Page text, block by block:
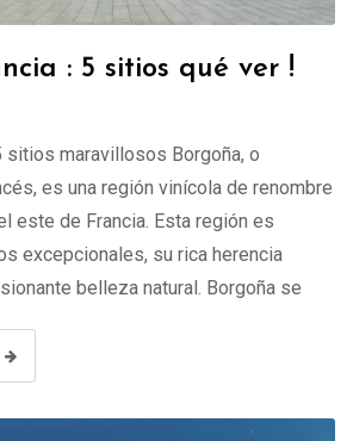
: 5 sitios qué ver !
sitios maravillosos Borgoña, o
es una región vinícola de renombre
este de Francia. Esta región es
excepcionales, su rica herencia
belleza natural. Borgoña se
uno con …